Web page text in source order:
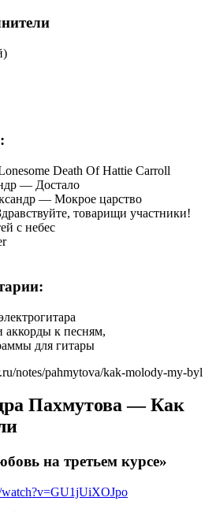
Death Of Hattie Carroll
— Достало
— Мокрое царство
товарищи участники!
с небес
аккорды к песням,
для гитары
notes/pahmytova/kak-molody-my-byl
Пахмутова — Как
на третьем курсе»
watch?v=GU1jUiXOJpo